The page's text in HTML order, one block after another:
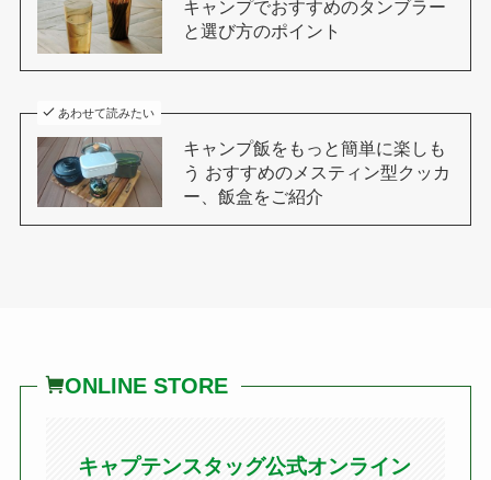
キャンプでおすすめのタンブラー
と選び方のポイント
あわせて読みたい
キャンプ飯をもっと簡単に楽しも
う おすすめのメスティン型クッカ
ー、飯盒をご紹介
ONLINE STORE
キャプテンスタッグ公式オンライン